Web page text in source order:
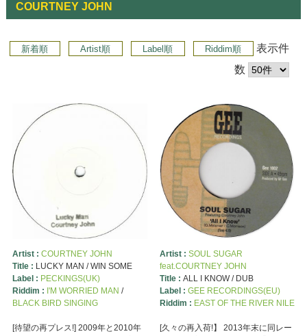
COURTNEY JOHN
新着順 Artist順 Label順 Riddim順
表示件
数
Artist : COURTNEY JOHN
Title : LUCKY MAN / WIN SOME
Label : PECKINGS(UK)
Riddim : I'M WORRIED MAN /
BLACK BIRD SINGING
[待望の再プレス!] 2009年と2010年
Artist : SOUL SUGAR
feat.COURTNEY JOHN
Title : ALL I KNOW / DUB
Label : GEE RECORDINGS(EU)
Riddim : EAST OF THE RIVER NILE
[久々の再入荷!】 2013年末に同レー